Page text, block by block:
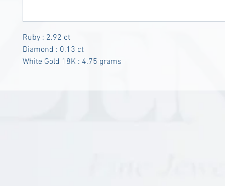
Ruby : 2.92 ct
Diamond : 0.13 ct
White Gold 18K : 4.75 grams